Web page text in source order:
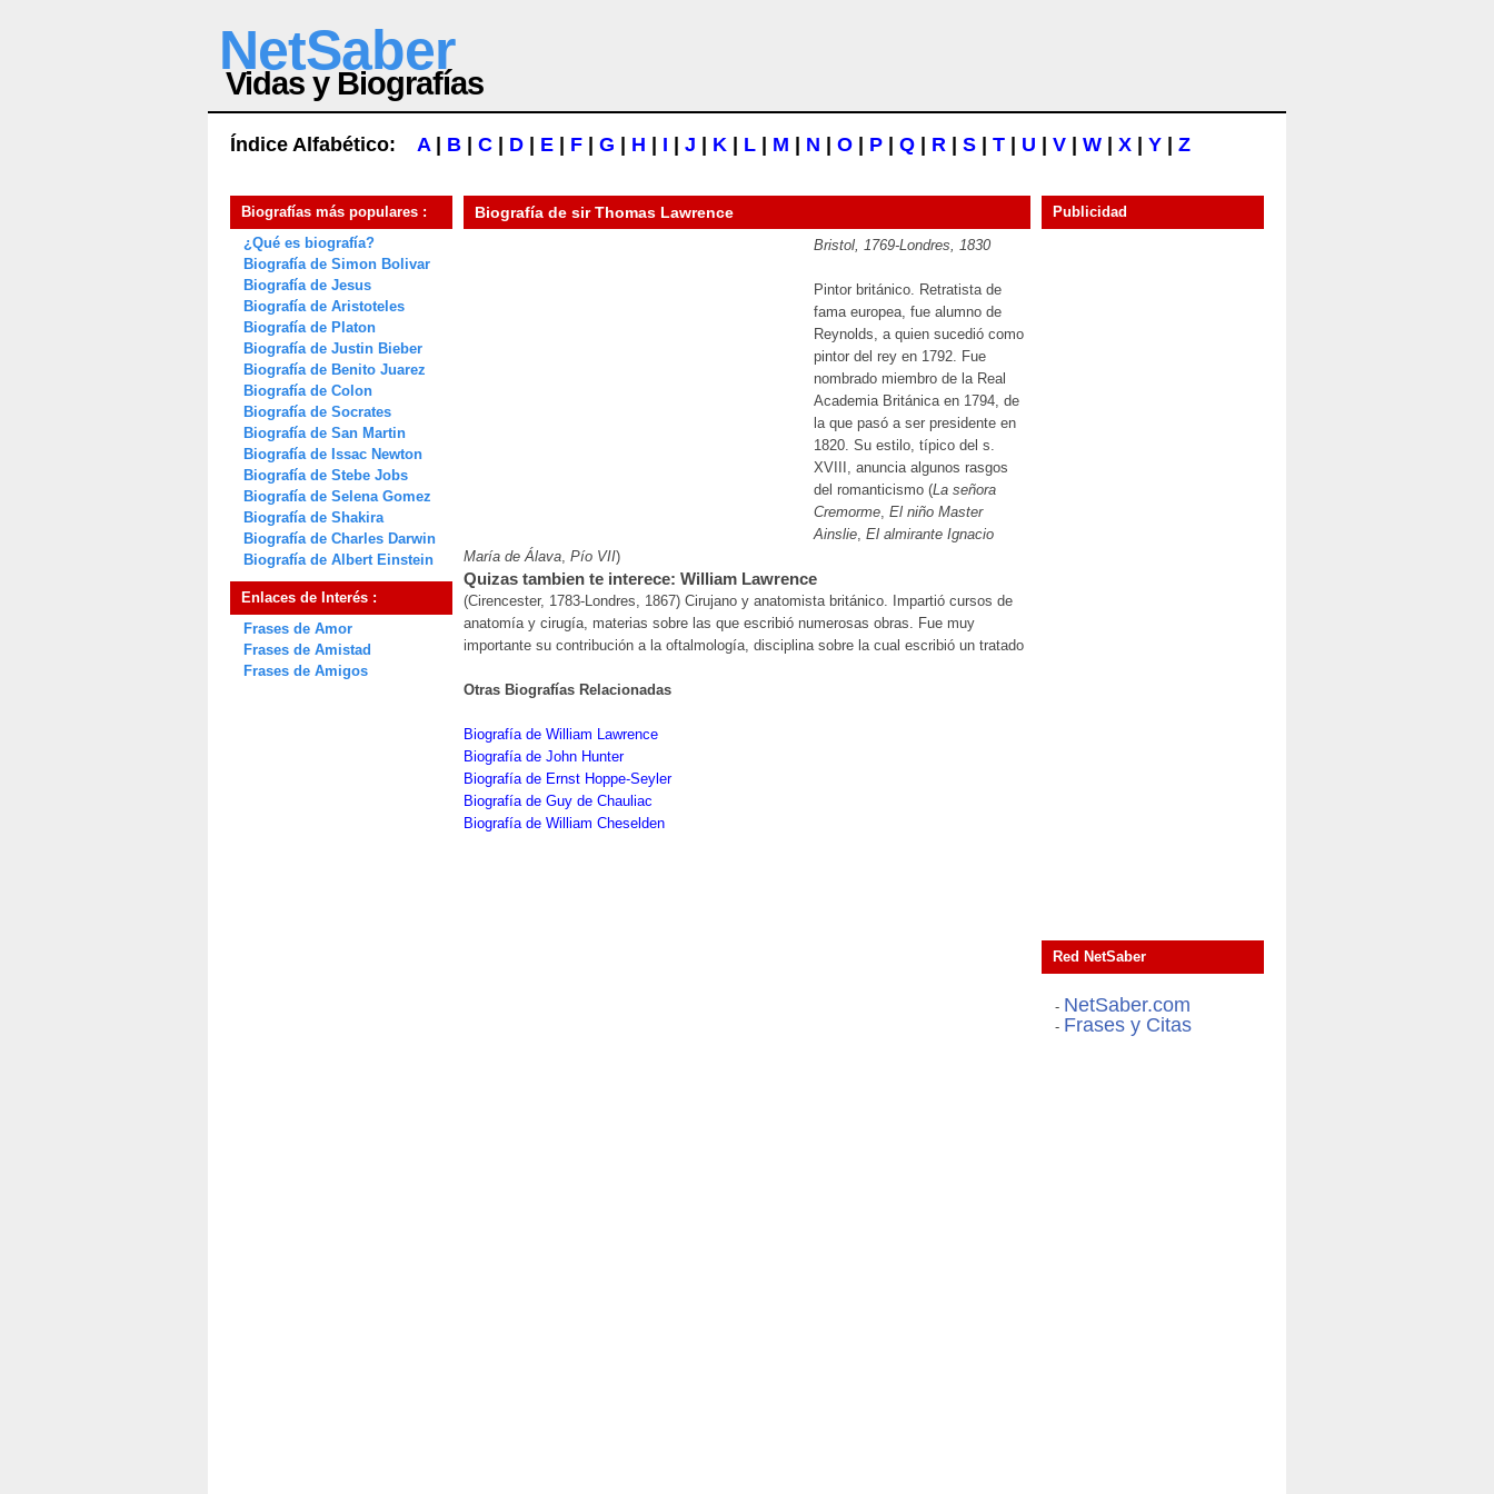
NetSaber
Vidas y Biografías
Índice Alfabético: A| B C D E F G H I J K L M N O P Q R S T U V W X Y Z
Biografías más populares :
¿Qué es biografía?
Biografía de Simon Bolivar
Biografía de Jesus
Biografía de Aristoteles
Biografía de Platon
Biografía de Justin Bieber
Biografía de Benito Juarez
Biografía de Colon
Biografía de Socrates
Biografía de San Martin
Biografía de Issac Newton
Biografía de Stebe Jobs
Biografía de Selena Gomez
Biografía de Shakira
Biografía de Charles Darwin
Biografía de Albert Einstein
Enlaces de Interés :
Frases de Amor
Frases de Amistad
Frases de Amigos
Biografía de sir Thomas Lawrence
Bristol, 1769-Londres, 1830
Pintor británico. Retratista de
fama europea, fue alumno de
Reynolds, a quien sucedió como
pintor del rey en 1792. Fue
nombrado miembro de la Real
Academia Británica en 1794, de
la que pasó a ser presidente en
1820. Su estilo, típico del s.
XVIII, anuncia algunos rasgos
del romanticismo (La señora
Cremorme, El niño Master
Ainslie, El almirante Ignacio
María de Álava, Pío VII)
Quizas tambien te interece: William Lawrence
(Cirencester, 1783-Londres, 1867) Cirujano y anatomista británico. Impartió cursos de
anatomía y cirugía, materias sobre las que escribió numerosas obras. Fue muy
importante su contribución a la oftalmología, disciplina sobre la cual escribió un tratado
Otras Biografías Relacionadas
Biografía de William Lawrence
Biografía de John Hunter
Biografía de Ernst Hoppe-Seyler
Biografía de Guy de Chauliac
Biografía de William Cheselden
Publicidad
Red NetSaber
- NetSaber.com
- Frases y Citas